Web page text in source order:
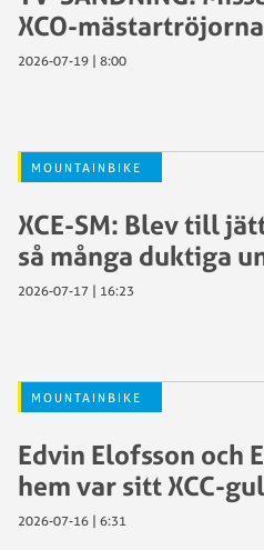
XCO-
2026-07-19 | 8:00
MOUNTAINBIKE
XCE-SM: Blev till
så många duktiga
2026-07-17 | 16:23
MOUNTAINBIKE
Edvin Elofsson och
hem var sitt XCC-
2026-07-16 | 6:31